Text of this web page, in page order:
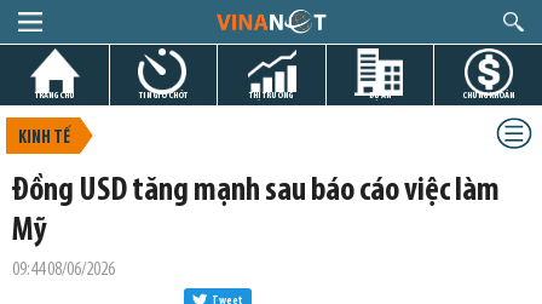
TRANG CHỦ TIN GIỜ CHÓT THỊ TRƯỜNG DỰ ÁN CHỨNG KHOÁN
KINH TẾ
Đồng USD tăng mạnh sau báo cáo việc làm
Mỹ
09:44 08/06/2026
Tweet